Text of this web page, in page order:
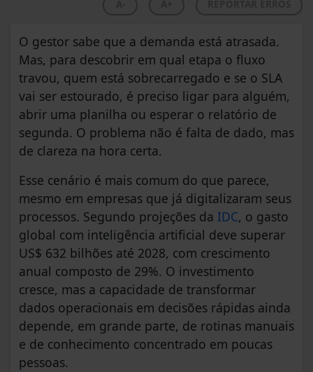
O gestor sabe que a demanda está atrasada.
Mas, para descobrir em qual etapa o fluxo
travou, quem está sobrecarregado e se o SLA
vai ser estourado, é preciso ligar para alguém,
abrir uma planilha ou esperar o relatório de
segunda. O problema não é falta de dado, mas
de clareza na hora certa.
Esse cenário é mais comum do que parece,
mesmo em empresas que já digitalizaram seus
processos. Segundo projeções da IDC, o gasto
global com inteligência artificial deve superar
US$ 632 bilhões até 2028, com crescimento
anual composto de 29%. O investimento
cresce, mas a capacidade de transformar
dados operacionais em decisões rápidas ainda
depende, em grande parte, de rotinas manuais
e de conhecimento concentrado em poucas
pessoas.